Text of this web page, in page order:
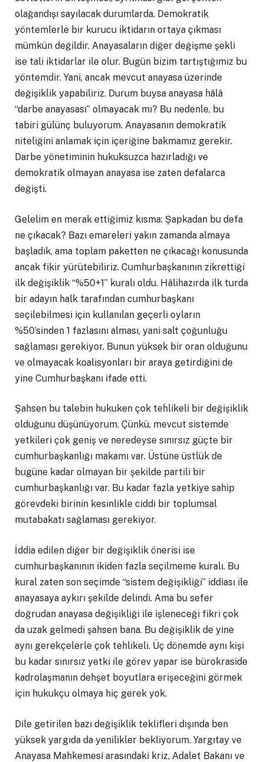
olağandışı sayılacak durumlarda. Demokratik
yöntemlerle bir kurucu iktidarın ortaya çıkması
mümkün değildir. Anayasaların diğer değişme şekli
ise tali iktidarlar ile olur. Bugün bizim tartıştığımız bu
yöntemdir. Yani, ancak mevcut anayasa üzerinde
değişiklik yapabiliriz. Durum buysa anayasa hâlâ
“darbe anayasası” olmayacak mı? Bu nedenle, bu
tabiri gülünç buluyorum. Anayasanın demokratik
niteliğini anlamak için içeriğine bakmamız gerekir.
Darbe yönetiminin hukuksuzca hazırladığı ve
demokratik olmayan anayasa ise zaten defalarca
değişti.
Gelelim en merak ettiğimiz kısma: Şapkadan bu defa
ne çıkacak? Bazı emareleri yakın zamanda almaya
başladık, ama toplam paketten ne çıkacağı konusunda
ancak fikir yürütebiliriz. Cumhurbaşkanının zikrettiği
ilk değişiklik “%50+1” kuralı oldu. Hâlihazırda ilk turda
bir adayın halk tarafından cumhurbaşkanı
seçilebilmesi için kullanılan geçerli oyların
%50’sinden 1 fazlasını alması, yani salt çoğunluğu
sağlaması gerekiyor. Bunun yüksek bir oran olduğunu
ve olmayacak koalisyonları bir araya getirdiğini de
yine Cumhurbaşkanı ifade etti.
Şahsen bu talebin hukuken çok tehlikeli bir değişiklik
olduğunu düşünüyorum. Çünkü, mevcut sistemde
yetkileri çok geniş ve neredeyse sınırsız güçte bir
cumhurbaşkanlığı makamı var. Üstüne üstlük de
bugüne kadar olmayan bir şekilde partili bir
cumhurbaşkanlığı var. Bu kadar fazla yetkiye sahip
görevdeki birinin kesinlikle ciddi bir toplumsal
mutabakatı sağlaması gerekiyor.
İddia edilen diğer bir değişiklik önerisi ise
cumhurbaşkanının ikiden fazla seçilmeme kuralı. Bu
kural zaten son seçimde “sistem değişikliği” iddiası ile
anayasaya aykırı şekilde delindi. Ama bu sefer
doğrudan anayasa değişikliği ile işleneceği fikri çok
da uzak gelmedi şahsen bana. Bu değişiklik de yine
aynı gerekçelerle çok tehlikeli. Üç dönemde aynı kişi
bu kadar sınırsız yetki ile görev yapar ise bürokraside
kadrolaşmanın dehşet boyutlara erişeceğini görmek
için hukukçu olmaya hiç gerek yok.
Dile getirilen bazı değişiklik teklifleri dışında ben
yüksek yargıda da yenilikler bekliyorum. Yargıtay ve
Anayasa Mahkemesi arasındaki kriz, Adalet Bakanı ve